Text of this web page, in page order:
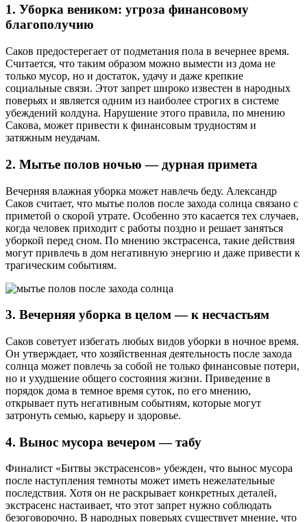
1. Уборка веником: угроза финансовому
благополучию
Саков предостерегает от подметания пола в вечернее время.
Считается, что таким образом можно вымести из дома не
только мусор, но и достаток, удачу и даже крепкие
социальные связи. Этот запрет широко известен в народных
поверьях и является одним из наиболее строгих в системе
убеждений колдуна. Нарушение этого правила, по мнению
Сакова, может привести к финансовым трудностям и
затяжным неудачам.
2. Мытье полов ночью — дурная примета
Вечерняя влажная уборка может навлечь беду. Александр
Саков считает, что мытье полов после захода солнца связано с
приметой о скорой утрате. Особенно это касается тех случаев,
когда человек приходит с работы поздно и решает заняться
уборкой перед сном. По мнению экстрасенса, такие действия
могут привлечь в дом негативную энергию и даже привести к
трагическим событиям.
3. Вечерняя уборка в целом — к несчастьям
Саков советует избегать любых видов уборки в ночное время.
Он утверждает, что хозяйственная деятельность после захода
солнца может повлечь за собой не только финансовые потери,
но и ухудшение общего состояния жизни. Приведение в
порядок дома в темное время суток, по его мнению,
открывает путь негативным событиям, которые могут
затронуть семью, карьеру и здоровье.
4. Вынос мусора вечером — табу
Финалист «Битвы экстрасенсов» убежден, что вынос мусора
после наступления темноты может иметь нежелательные
последствия. Хотя он не раскрывает конкретных деталей,
экстрасенс настаивает, что этот запрет нужно соблюдать
безоговорочно. В народных поверьях существует мнение, что